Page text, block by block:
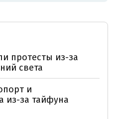
протесты из-за
света
и
из-за тайфуна